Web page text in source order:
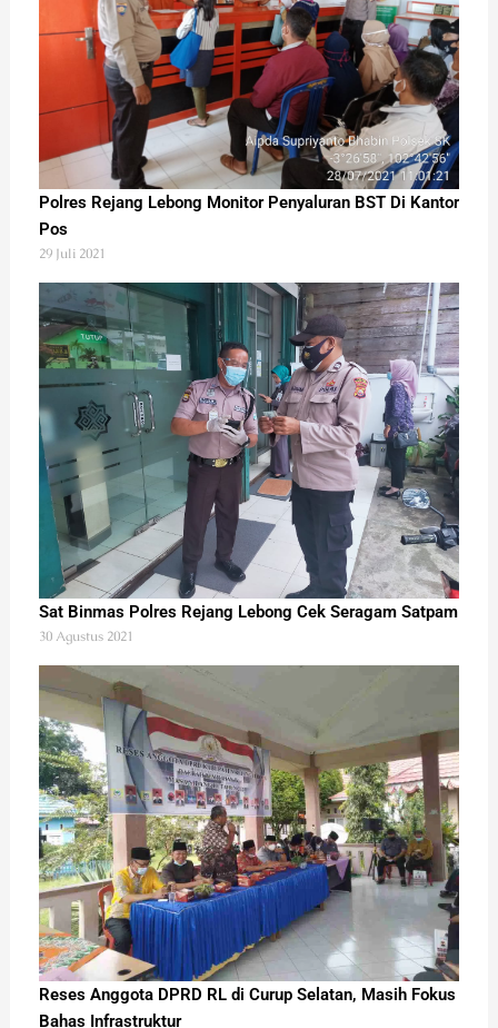
Polres Rejang Lebong Monitor Penyaluran BST Di Kantor
Pos
29 Juli 2021
Sat Binmas Polres Rejang Lebong Cek Seragam Satpam
30 Agustus 2021
Reses Anggota DPRD RL di Curup Selatan, Masih Fokus
Bahas Infrastruktur